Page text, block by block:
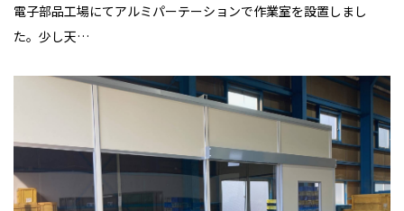
電子部品工場にてアルミパーテーションで作業室を設置しまし
た。少し天…